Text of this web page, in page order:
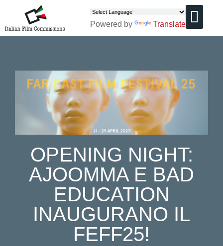
Powered by Translate
OPENING NIGHT:
AJOOMMA E BAD
EDUCATION
INAUGURANO IL
FEFF25!